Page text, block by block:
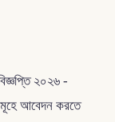
২০২৬ -
আবেদন করতে